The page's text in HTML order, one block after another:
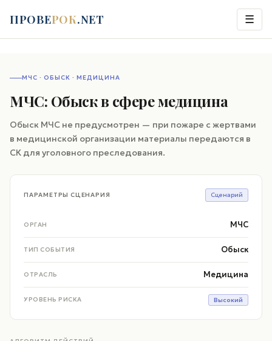
ПРОВЕРОК.NET ☰
МЧС · ОБЫСК · МЕДИЦИНА
МЧС: Обыск в сфере медицина
Обыск МЧС не предусмотрен — при пожаре с жертвами
в медицинской организации материалы передаются в
СК для уголовного преследования.
ПАРАМЕТРЫ СЦЕНАРИЯ Сценарий
ОРГАН МЧС
ТИП СОБЫТИЯ Обыск
ОТРАСЛЬ Медицина
УРОВЕНЬ РИСКА Высокий